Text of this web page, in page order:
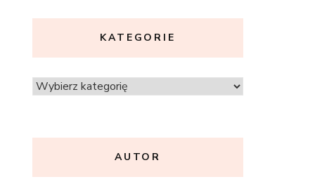
KATEGORIE
Kategorie
AUTOR